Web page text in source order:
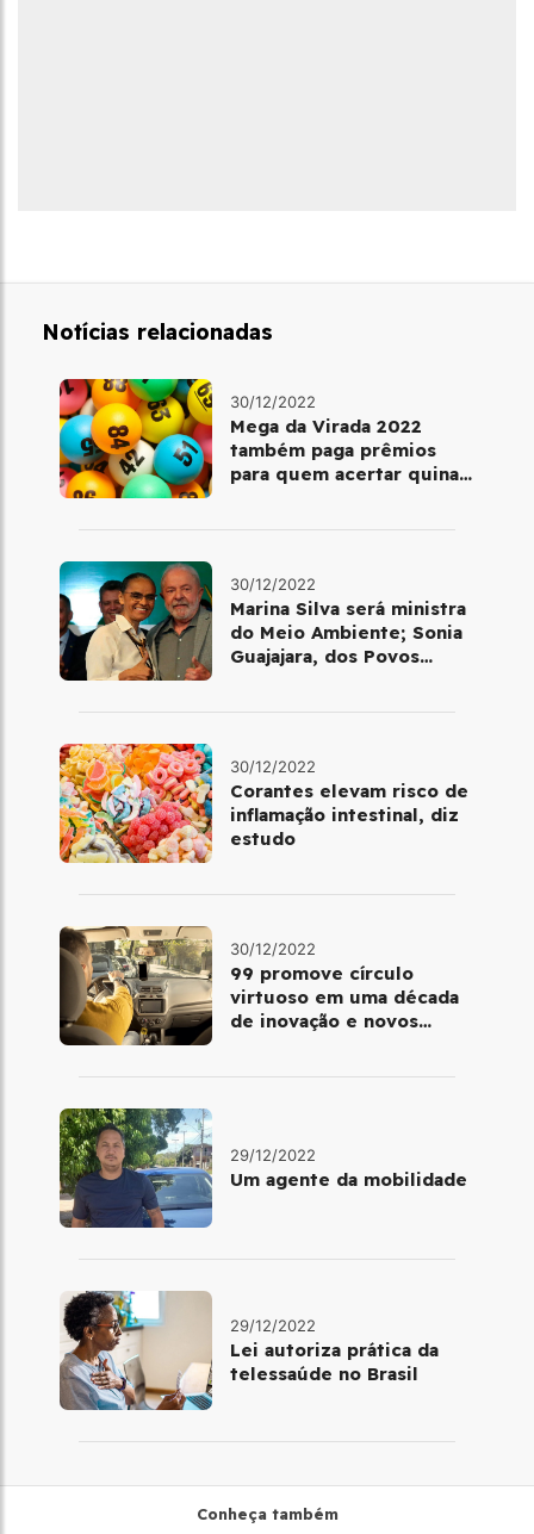
Notícias relacionadas
30/12/2022
Mega da Virada 2022
também paga prêmios
para quem acertar quina
30/12/2022
Marina Silva será ministra
do Meio Ambiente; Sonia
Guajajara, dos Povos
30/12/2022
Corantes elevam risco de
inflamação intestinal, diz
estudo
30/12/2022
99 promove círculo
virtuoso em uma década
de inovação e novos
29/12/2022
Um agente da mobilidade
29/12/2022
Lei autoriza prática da
telessaúde no Brasil
Conheça também